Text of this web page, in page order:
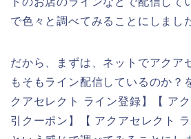
で色々と調べてみることにしまし
だから、まずは、ネットでアクア
もそもライン配信しているのか？
クアセレクト ライン登録】【 ア
引クーポン】【 アクアセレクト